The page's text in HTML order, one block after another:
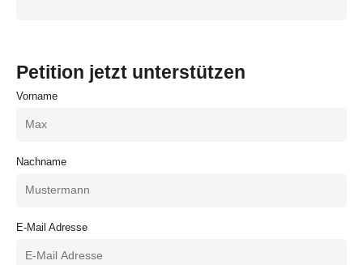
Petition jetzt unterstützen
Vorname
Nachname
E-Mail Adresse